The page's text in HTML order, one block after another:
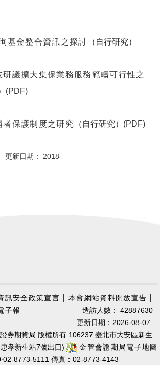
基金整合資訊之探討
（自行研究）
研議擴大集保業務服務範疇可行性之
(PDF)
者保護制度之研究 （自行研究）(PDF)
新日期： 2018-
訊安全政策宣言 │本會網站資料開放宣告
子報
造訪人數： 42887630
更新日期：2026-08-07
券期貨局 版權所有 106237 臺北市大安區新生
孝新生站7號出口)
金管會證期局電子地圖
8773-5111 傳真：02-8773-4143